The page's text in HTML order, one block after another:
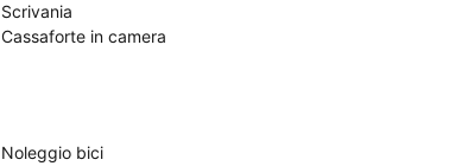
Scrivania
Cassaforte in camera
Noleggio bici